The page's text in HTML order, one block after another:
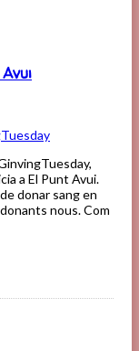
a El Punt Avui.
donar sang en
nous. Com